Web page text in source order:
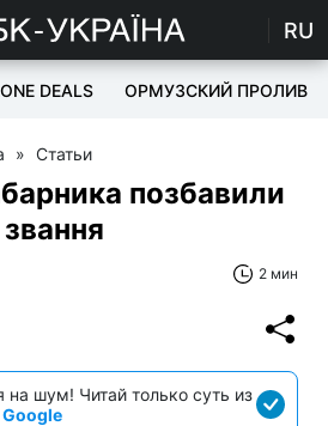
RU
DEALS ОРМУЗСКИЙ ПРОЛИВ
» Статьи
позбавили
2 мин
на шум! Читай только суть из